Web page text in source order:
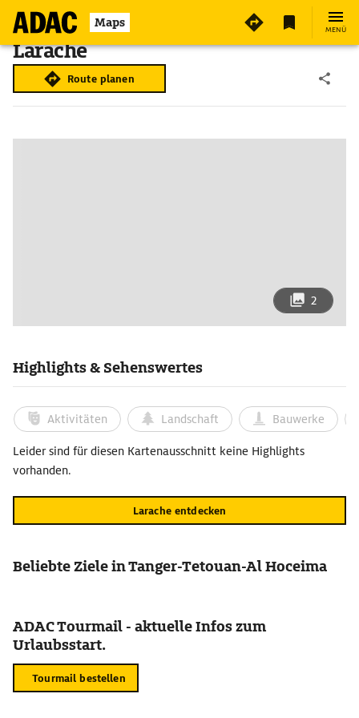
Maps MENÜ
Larache
Route planen
2
Highlights & Sehenswertes
Aktivitäten Landschaft Bauwerke
Leider sind für diesen Kartenausschnitt keine Highlights
vorhanden.
Larache entdecken
Beliebte Ziele in Tanger-Tetouan-Al Hoceima
ADAC Tourmail - aktuelle Infos zum
Urlaubsstart.
Tourmail bestellen